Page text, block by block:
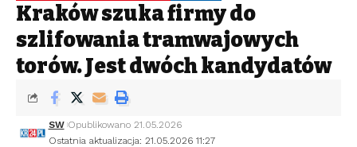
Kraków szuka firmy do
szlifowania tramwajowych
torów. Jest dwóch kandydatów
Ostatnia aktualizacja: 21.05.2026 11:27
SW Opublikowano 21.05.2026